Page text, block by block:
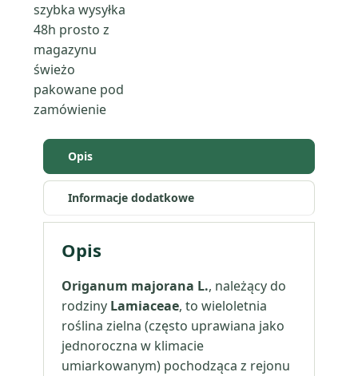
szybka wysyłka
48h prosto z
magazynu
świeżo
pakowane pod
zamówienie
Opis
Informacje dodatkowe
Opis
Origanum majorana L., należący do
rodziny Lamiaceae, to wieloletnia
roślina zielna (często uprawiana jako
jednoroczna w klimacie
umiarkowanym) pochodząca z rejonu